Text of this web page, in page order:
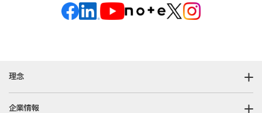
理念
企業情報